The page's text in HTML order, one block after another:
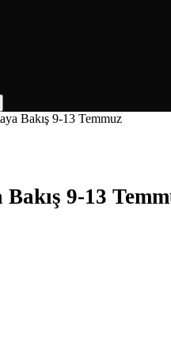
Bakış 9-13 Temmuz
9-13